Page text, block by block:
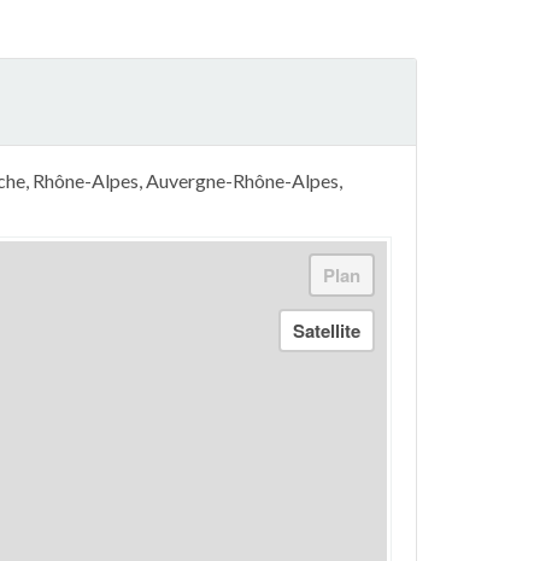
Rhône-Alpes, Auvergne-Rhône-Alpes,